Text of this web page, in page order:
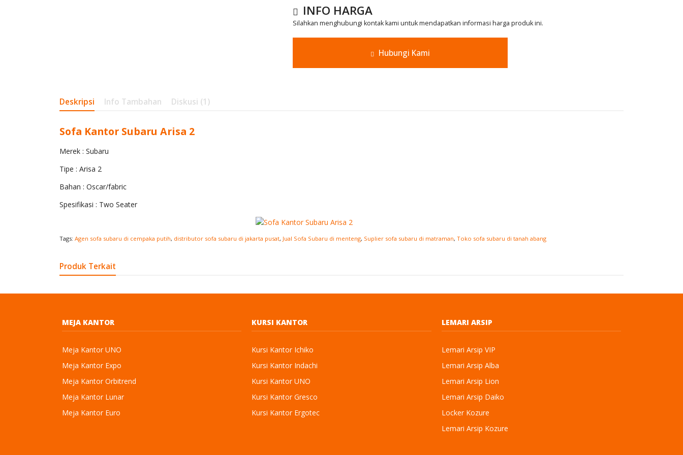
INFO HARGA
Silahkan menghubungi kontak kami untuk mendapatkan informasi harga produk ini.
Hubungi Kami
Deskripsi Info Tambahan Diskusi (1)
Sofa Kantor Subaru Arisa 2
Merek : Subaru
Tipe : Arisa 2
Bahan : Oscar/fabric
Spesifikasi : Two Seater
Tags: Agen sofa subaru di cempaka putih, distributor sofa subaru di jakarta pusat, Jual Sofa Subaru di menteng, Suplier sofa subaru di matraman, Toko sofa subaru di tanah abang
Produk Terkait
MEJA KANTOR
Meja Kantor UNO
Meja Kantor Expo
Meja Kantor Orbitrend
Meja Kantor Lunar
Meja Kantor Euro
KURSI KANTOR
Kursi Kantor Ichiko
Kursi Kantor Indachi
Kursi Kantor UNO
Kursi Kantor Gresco
Kursi Kantor Ergotec
LEMARI ARSIP
Lemari Arsip VIP
Lemari Arsip Alba
Lemari Arsip Lion
Lemari Arsip Daiko
Locker Kozure
Lemari Arsip Kozure